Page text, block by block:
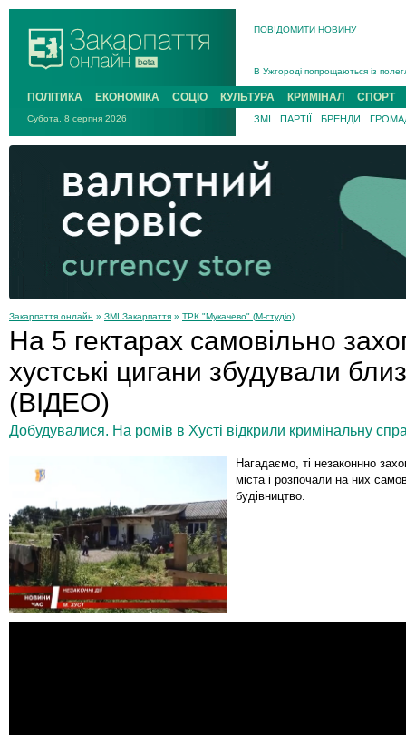
ПОВІДОМИТИ НОВИНУ
В Ужгороді попрощаються із
В Ужгороді 5 серпня
Підтвердили загибель
На війні з рф поліг військовий з
На Хустщині внаслідок ДТП за
Інструктора районного ТЦК на
ПОЛІТИКА ЕКОНОМІКА СОЦІО КУЛЬТУРА КРИМІНАЛ СПОРТ
Субота, 8 серпня 2026 ЗМІ ПАРТІЇ БРЕНДИ
Закарпаття онлайн » ЗМІ Закарпаття » ТРК "Мукачево" (М-студіо)
На 5 гектарах самовільно
хустські цигани збудували
(ВІДЕО)
Добудувалися. На ромів в Хусті відкрили кримінальну
Нагадаємо, ті незаконнно
міста і розпочали на них
будівництво.